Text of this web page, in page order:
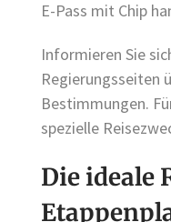
E-Pass mit Chip
Informieren Sie
Regierungsseiten
Bestimmungen.
spezielle
Die ideale